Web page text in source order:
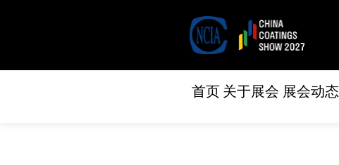
首页 关于展会 展会动态